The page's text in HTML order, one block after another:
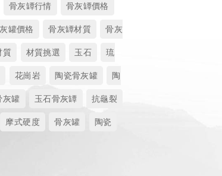
骨灰罈行情 骨灰罈價格
罐價格 骨灰罈材質 骨灰
質 材質挑選 玉石 琉
花崗岩 陶瓷骨灰罐 陶
灰罐 玉石骨灰罈 抗龜裂
摩式硬度 骨灰罐 陶瓷